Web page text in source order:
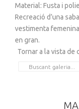
Material: Fusta i
Recreació d’una
vestimenta
en gran.
Tornar a la vista de